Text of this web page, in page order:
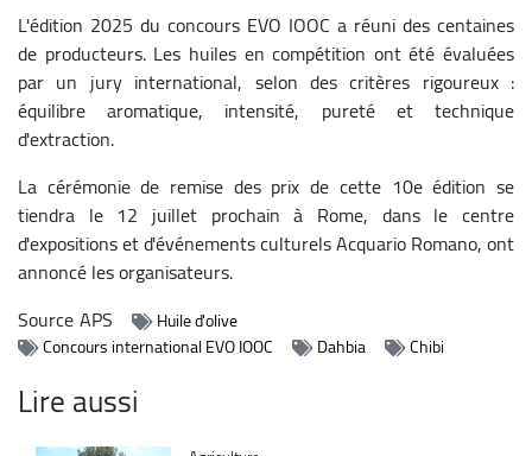
L'édition 2025 du concours EVO IOOC a réuni des centaines
de producteurs. Les huiles en compétition ont été évaluées
par un jury international, selon des critères rigoureux :
équilibre aromatique, intensité, pureté et technique
d'extraction.
La cérémonie de remise des prix de cette 10e édition se
tiendra le 12 juillet prochain à Rome, dans le centre
d'expositions et d'événements culturels Acquario Romano, ont
annoncé les organisateurs.
SourceAPS
Huile d'olive
Concours international EVO IOOC
Dahbia Chibi
Lire aussi